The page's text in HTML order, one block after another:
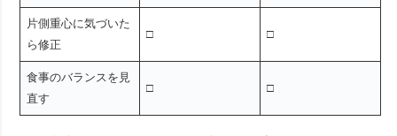
片側重心に気づいた
ら修正
□ □
食事のバランスを見
直す
□ □